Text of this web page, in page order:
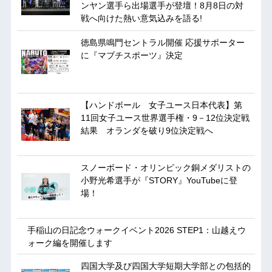
ンヤン選手ら出場選手が登壇！8月8日の対
戦へ向けた熱い意気込みを語る!
徳島県鳴門セントラル開催 応援サポーター
に『マブチスポーツ』決定
【ハンドボール 女子ユース日本代表】第
11回女子ユース世界選手権・9－12位決定戦
結果 オランダを破り9位決定戦へ
スノーボード・オリンピック銅メダリストの
小野光希選手が『STORY』YouTubeに登
場！
手稲山の日記念ウォークイベント2026 STEP1：山越えウ
ォーク編を開催します
四国大学及び四国大学短期大学部との包括的